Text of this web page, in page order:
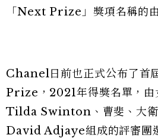
「Next Prize」獎項名稱的
Chanel日前也正式公布了
Prize，2021年得獎名單，由
Tilda Swinton、曹斐、大
David Adjaye組成的評審團